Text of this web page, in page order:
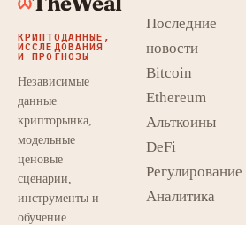
КРИПТОДАННЫЕ,
ИССЛЕДОВАНИЯ
И ПРОГНОЗЫ
Независимые
данные
крипторынка,
модельные
ценовые
сценарии,
инструменты и
обучение
Последние
новости
Bitcoin
Ethereum
Альткоины
DeFi
Регулирование
Аналитика